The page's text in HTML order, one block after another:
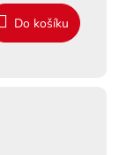
Do košíku